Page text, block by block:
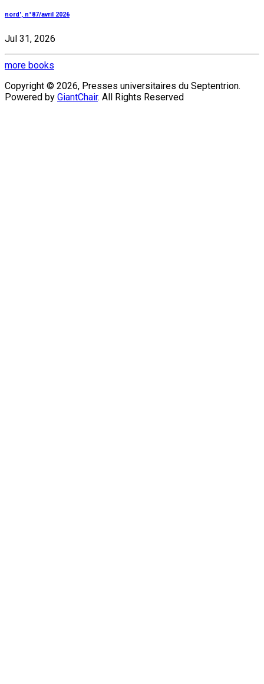
nord', n°87/avril 2026
Jul 31, 2026
more books
Copyright © 2026, Presses universitaires du Septentrion.
Powered by GiantChair. All Rights Reserved